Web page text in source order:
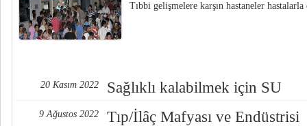
Tıbbi gelişmelere karşın hastaneler
20 Kasım 2022 Sağlıklı kalabilmek için SU
9 Ağustos 2022 Tıp/İlâç Mafyası ve Endüstrisi